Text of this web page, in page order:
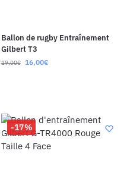
Ballon de rugby Entraînement
Gilbert T3
19,00€ 16,00€
-17%